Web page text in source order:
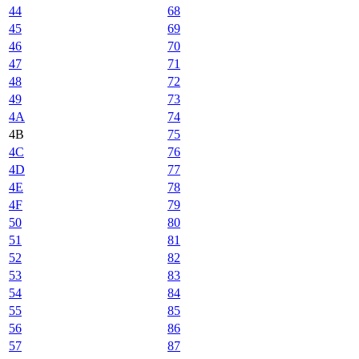
44
68
45
69
46
70
47
71
48
72
49
73
4A
74
4B
75
4C
76
4D
77
4E
78
4F
79
50
80
51
81
52
82
53
83
54
84
55
85
56
86
57
87